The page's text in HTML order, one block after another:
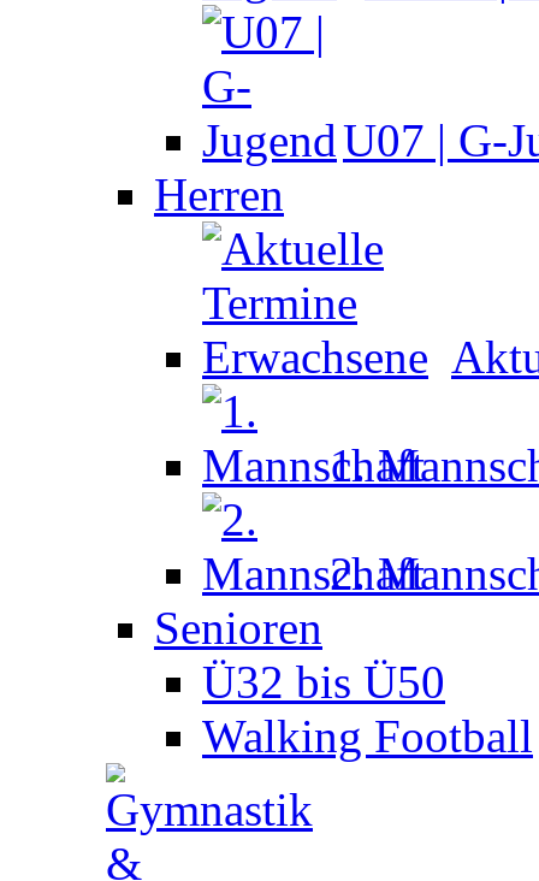
U07 | G-
Herren
1.
2.
Senioren
Ü32 bis Ü50
Walking Football